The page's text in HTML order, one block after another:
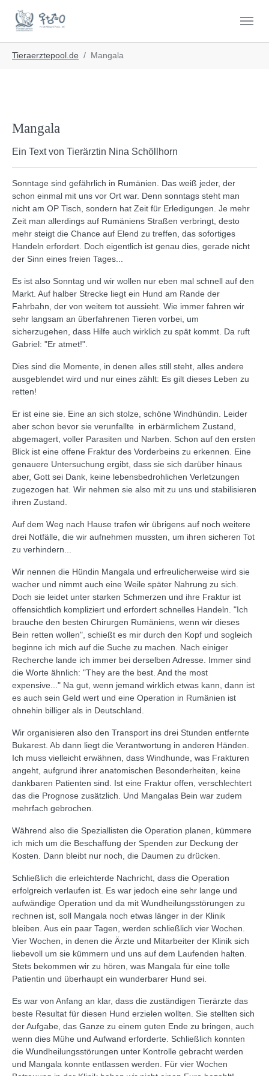
Tieraerztepool.de
Mangala
Mangala
Ein Text von Tierärztin Nina Schöllhorn
Sonntage sind gefährlich in Rumänien. Das weiß jeder, der
schon einmal mit uns vor Ort war. Denn sonntags steht man
nicht am OP Tisch, sondern hat Zeit für Erledigungen. Je mehr
Zeit man allerdings auf Rumäniens Straßen verbringt, desto
mehr steigt die Chance auf Elend zu treffen, das sofortiges
Handeln erfordert. Doch eigentlich ist genau dies, gerade nicht
der Sinn eines freien Tages...
Es ist also Sonntag und wir wollen nur eben mal schnell auf den
Markt. Auf halber Strecke liegt ein Hund am Rande der
Fahrbahn, der von weitem tot aussieht. Wie immer fahren wir
sehr langsam an überfahrenen Tieren vorbei, um
sicherzugehen, dass Hilfe auch wirklich zu spät kommt. Da ruft
Gabriel: "Er atmet!".
Dies sind die Momente, in denen alles still steht, alles andere
ausgeblendet wird und nur eines zählt: Es gilt dieses Leben zu
retten!
Er ist eine sie. Eine an sich stolze, schöne Windhündin. Leider
aber schon bevor sie verunfallte in erbärmlichem Zustand,
abgemagert, voller Parasiten und Narben. Schon auf den ersten
Blick ist eine offene Fraktur des Vorderbeins zu erkennen. Eine
genauere Untersuchung ergibt, dass sie sich darüber hinaus
aber, Gott sei Dank, keine lebensbedrohlichen Verletzungen
zugezogen hat. Wir nehmen sie also mit zu uns und stabilisieren
ihren Zustand.
Auf dem Weg nach Hause trafen wir übrigens auf noch weitere
drei Notfälle, die wir aufnehmen mussten, um ihren sicheren Tot
zu verhindern...
Wir nennen die Hündin Mangala und erfreulicherweise wird sie
wacher und nimmt auch eine Weile später Nahrung zu sich.
Doch sie leidet unter starken Schmerzen und ihre Fraktur ist
offensichtlich kompliziert und erfordert schnelles Handeln. "Ich
brauche den besten Chirurgen Rumäniens, wenn wir dieses
Bein retten wollen", schießt es mir durch den Kopf und sogleich
beginne ich mich auf die Suche zu machen. Nach einiger
Recherche lande ich immer bei derselben Adresse. Immer sind
die Worte ähnlich: "They are the best. And the most
expensive..." Na gut, wenn jemand wirklich etwas kann, dann ist
es auch sein Geld wert und eine Operation in Rumänien ist
ohnehin billiger als in Deutschland.
Wir organisieren also den Transport ins drei Stunden entfernte
Bukarest. Ab dann liegt die Verantwortung in anderen Händen.
Ich muss vielleicht erwähnen, dass Windhunde, was Frakturen
angeht, aufgrund ihrer anatomischen Besonderheiten, keine
dankbaren Patienten sind. Ist eine Fraktur offen, verschlechtert
das die Prognose zusätzlich. Und Mangalas Bein war zudem
mehrfach gebrochen.
Während also die Speziallisten die Operation planen, kümmere
ich mich um die Beschaffung der Spenden zur Deckung der
Kosten. Dann bleibt nur noch, die Daumen zu drücken.
Schließlich die erleichterde Nachricht, dass die Operation
erfolgreich verlaufen ist. Es war jedoch eine sehr lange und
aufwändige Operation und da mit Wundheilungsstörungen zu
rechnen ist, soll Mangala noch etwas länger in der Klinik
bleiben. Aus ein paar Tagen, werden schließlich vier Wochen.
Vier Wochen, in denen die Ärzte und Mitarbeiter der Klinik sich
liebevoll um sie kümmern und uns auf dem Laufenden halten.
Stets bekommen wir zu hören, was Mangala für eine tolle
Patientin und überhaupt ein wunderbarer Hund sei.
Es war von Anfang an klar, dass die zuständigen Tierärzte das
beste Resultat für diesen Hund erzielen wollten. Sie stellten sich
der Aufgabe, das Ganze zu einem guten Ende zu bringen, auch
wenn dies Mühe und Aufwand erforderte. Schließlich konnten
die Wundheilungsstörungen unter Kontrolle gebracht werden
und Mangala konnte entlassen werden. Für vier Wochen